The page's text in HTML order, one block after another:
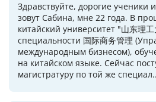
Здравствуйте, дорогие ученики
зовут Сабина, мне 22 года. В
китайский университет "山东理
специальности 国际商务管理
международным бизнесом),
на китайском языке. Сейчас
магистратуру по той же